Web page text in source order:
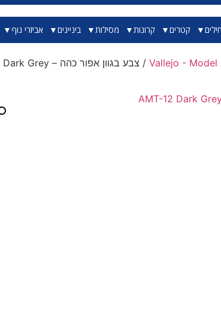
קטרים קרונות מסילות ביניינים אביזרי נוף
Vallejo - Model / צבע בגוון אפור כהה – AMT-12 Dark Grey